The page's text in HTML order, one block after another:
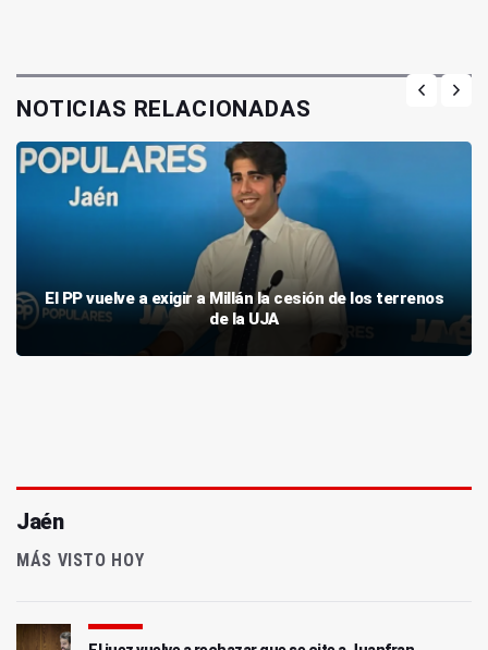
NOTICIAS RELACIONADAS
El PP vuelve a exigir a Millán la cesión de los terrenos
de la UJA
Jaén
MÁS VISTO HOY